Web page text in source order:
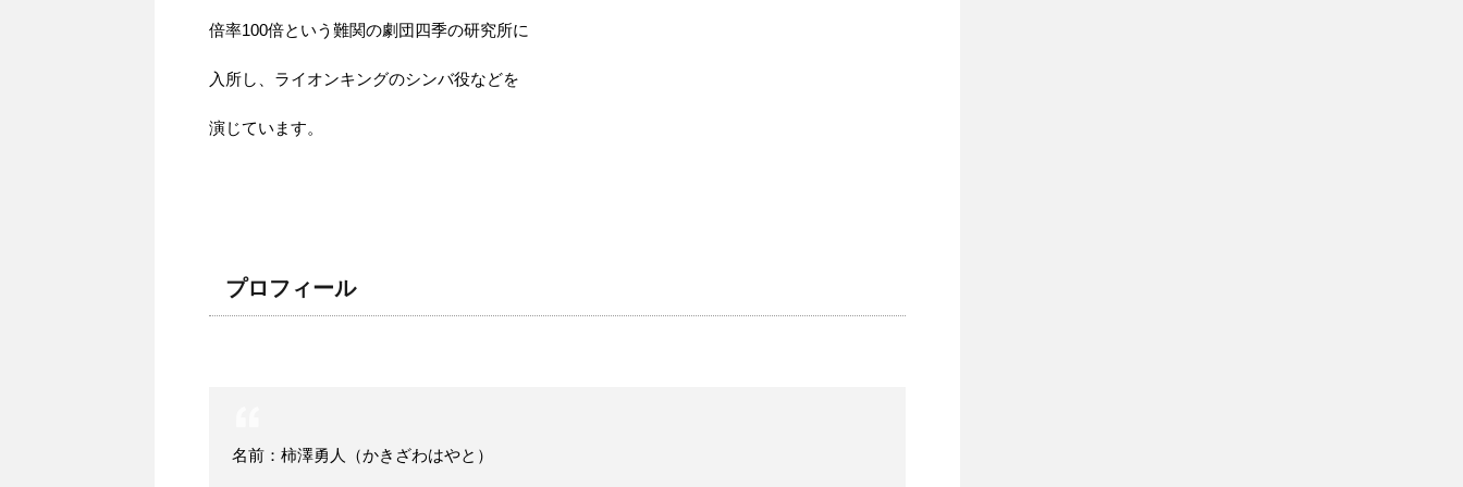
倍率100倍という難関の劇団四季の研究所に
入所し、ライオンキングのシンバ役などを
演じています。
プロフィール
名前：柿澤勇人（かきざわはやと）